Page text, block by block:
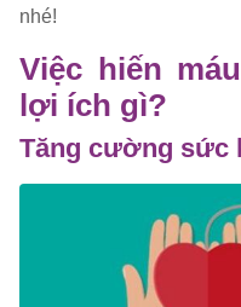
nhé!
Việc hiến
lợi ích gì?
Tăng cường sức